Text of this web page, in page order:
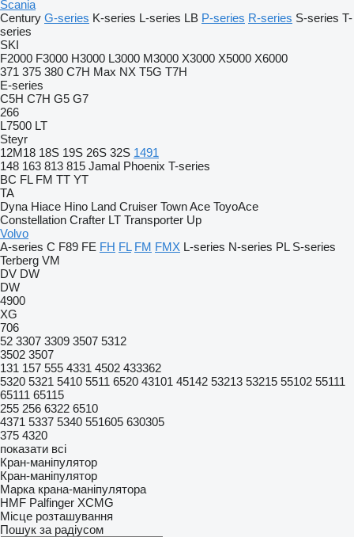
Scania
Century G-series K-series L-series LB P-series R-series S-series T-
series
SKI
F2000 F3000 H3000 L3000 M3000 X3000 X5000 X6000
371 375 380 C7H Max NX T5G T7H
E-series
C5H C7H G5 G7
266
L7500 LT
Steyr
12M18 18S 19S 26S 32S 1491
148 163 813 815 Jamal Phoenix T-series
BC FL FM TT YT
TA
Dyna Hiace Hino Land Cruiser Town Ace ToyoAce
Constellation Crafter LT Transporter Up
Volvo
A-series C F89 FE FH FL FM FMX L-series N-series PL S-series
Terberg VM
DV DW
DW
4900
XG
706
52 3307 3309 3507 5312
3502 3507
131 157 555 4331 4502 433362
5320 5321 5410 5511 6520 43101 45142 53213 53215 55102 55111
65111 65115
255 256 6322 6510
4371 5337 5340 551605 630305
375 4320
показати всі
Кран-маніпулятор
Кран-маніпулятор
Марка крана-маніпулятора
HMF Palfinger XCMG
Місце розташування
Пошук за радіусом